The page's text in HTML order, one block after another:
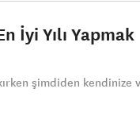
İyi Yılı Yapmak
şimdiden